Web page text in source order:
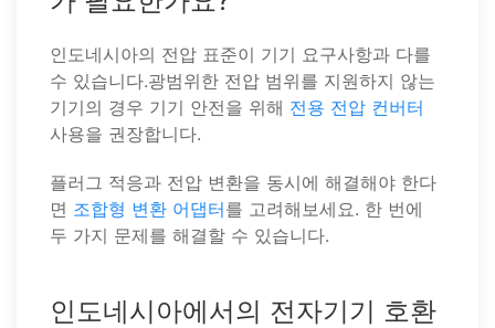
인도네시아의 전압 표준이 기기 요구사항과 다를
수 있습니다.광범위한 전압 범위를 지원하지 않는
기기의 경우 기기 안전을 위해 전용 전압 컨버터
사용을 권장합니다.
플러그 적응과 전압 변환을 동시에 해결해야 한다
면 조합형 변환 어댑터를 고려해보세요. 한 번에
두 가지 문제를 해결할 수 있습니다.
인도네시아에서의 전자기기 호환